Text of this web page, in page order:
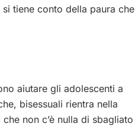
tiene conto della paura che
aiutare gli adolescenti a
bisessuali rientra nella
non c’è nulla di sbagliato